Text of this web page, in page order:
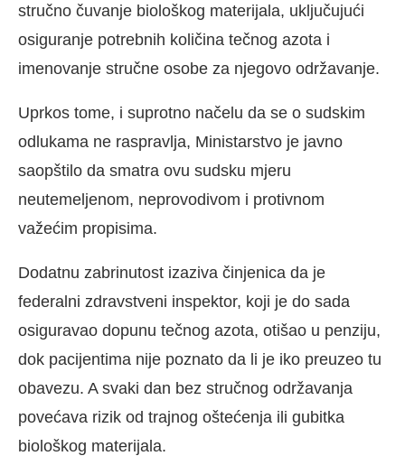
stručno čuvanje biološkog materijala, uključujući
osiguranje potrebnih količina tečnog azota i
imenovanje stručne osobe za njegovo održavanje.
Uprkos tome, i suprotno načelu da se o sudskim
odlukama ne raspravlja, Ministarstvo je javno
saopštilo da smatra ovu sudsku mjeru
neutemeljenom, neprovodivom i protivnom
važećim propisima.
Dodatnu zabrinutost izaziva činjenica da je
federalni zdravstveni inspektor, koji je do sada
osiguravao dopunu tečnog azota, otišao u penziju,
dok pacijentima nije poznato da li je iko preuzeo tu
obavezu. A svaki dan bez stručnog održavanja
povećava rizik od trajnog oštećenja ili gubitka
biološkog materijala.